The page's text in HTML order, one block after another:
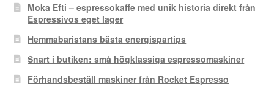
Moka Efti – espressokaffe med unik historia direkt från
Espressivos eget lager
Hemmabaristans bästa energispartips
Snart i butiken: små högklassiga espressomaskiner
Förhandsbeställ maskiner från Rocket Espresso